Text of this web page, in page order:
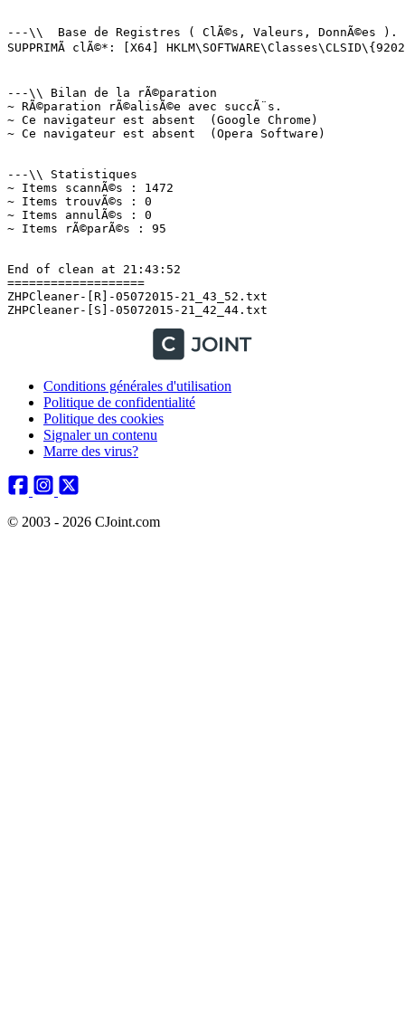
---\\  Base de Registres ( ClÃ©s, Valeurs, DonnÃ©es ).
SUPPRIMÃ clÃ©*: [X64]
---\\ Bilan de la rÃ©paration
~ RÃ©paration rÃ©alisÃ©e avec succÃ¨s.
~ Ce navigateur est absent  (Google Chrome)
~ Ce navigateur est absent  (Opera Software)
---\\ Statistiques
~ Items scannÃ©s : 1472
~ Items trouvÃ©s : 0
~ Items annulÃ©s : 0
~ Items rÃ©parÃ©s : 95
End of clean at 21:43:52
===================
ZHPCleaner-[R]-05072015-21_43_52.txt
Conditions générales d'utilisation
Politique de confidentialité
Politique des cookies
Signaler un contenu
Marre des virus?
© 2003 - 2026 CJoint.com